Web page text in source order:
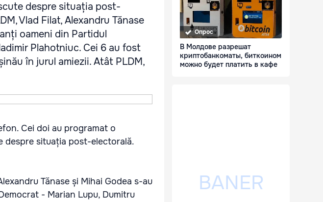
despre situația post-
Vlad Filat, Alexandru Tănase
oameni din Partidul
Plahotniuc. Cei 6 au fost
în jurul amiezii. Atât PLDM,
Cei doi au programat o
despre situația post-electorală.
Tănase și Mihai Godea s-au
- Marian Lupu, Dumitru
Опрос
В Молдове разрешат
криптобанкоматы, биткоином
можно будет платить в кафе